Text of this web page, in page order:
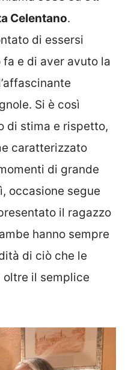
Celentano.
di essersi
e di aver avuto la
Si è così
di stima e rispetto,
caratterizzato
di grande
occasione segue
il ragazzo
hanno sempre
di ciò che le
oltre il semplice